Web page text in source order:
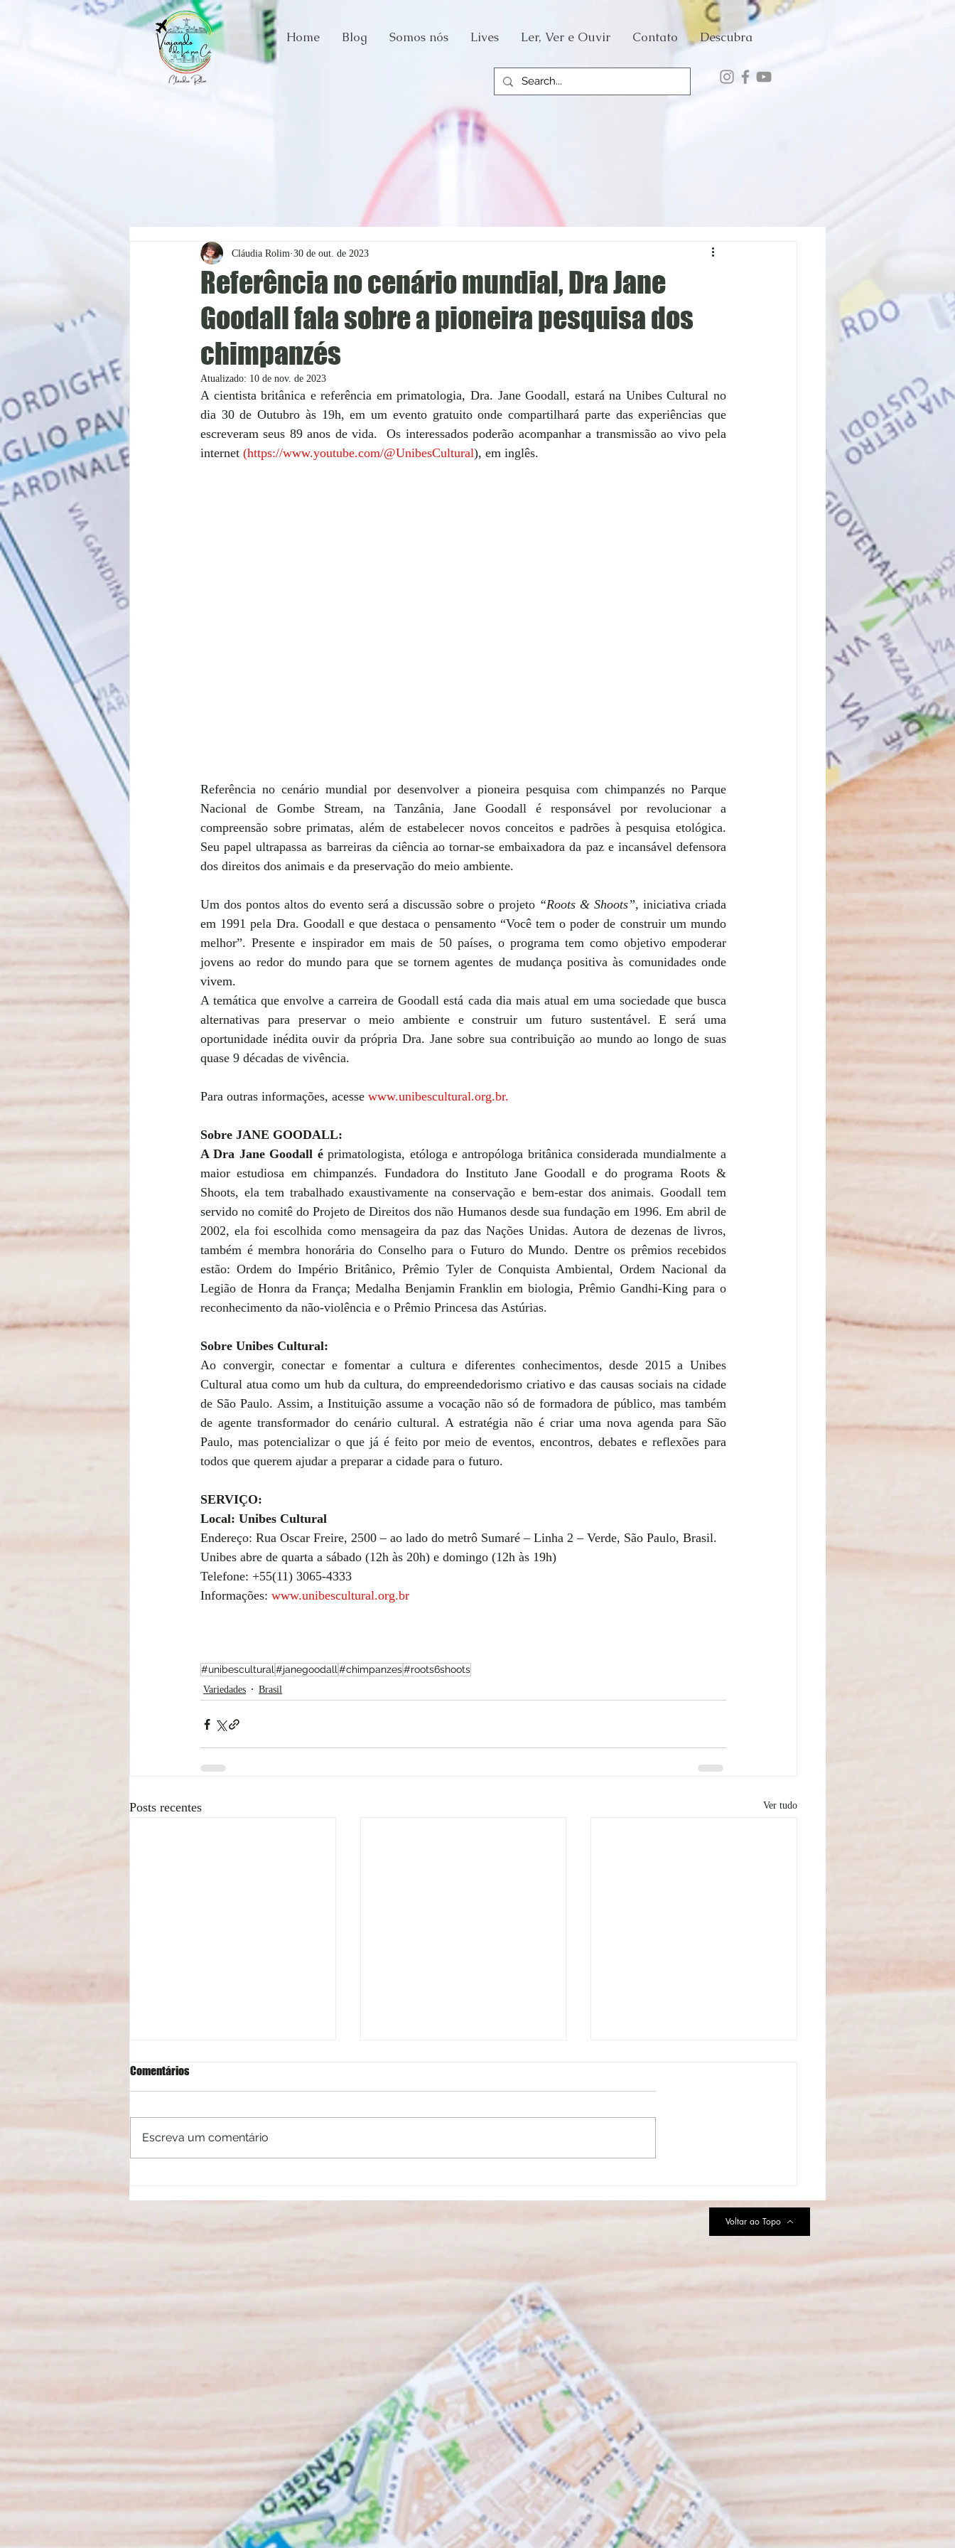
Home Blog Somos nós Lives Ler, Ver e Ouvir Contato Descubra
Referência no cenário mundial, Dra Jane
Goodall fala sobre a pioneira pesquisa dos
chimpanzés
Cláudia Rolim 30 de out. de 2023
Atualizado: 10 de nov. de 2023
A cientista britânica e referência em primatologia, Dra. Jane Goodall, estará na Unibes Cultural no
dia 30 de Outubro às 19h, em um evento gratuito onde compartilhará parte das experiências que
escreveram seus 89 anos de vida.  Os interessados poderão acompanhar a transmissão ao vivo pela
internet (https://www.youtube.com/@UnibesCultural), em inglês.
Referência no cenário mundial por desenvolver a pioneira pesquisa com chimpanzés no Parque
Nacional de Gombe Stream, na Tanzânia, Jane Goodall é responsável por revolucionar a
compreensão sobre primatas, além de estabelecer novos conceitos e padrões à pesquisa etológica.
Seu papel ultrapassa as barreiras da ciência ao tornar-se embaixadora da paz e incansável defensora
dos direitos dos animais e da preservação do meio ambiente.
Um dos pontos altos do evento será a discussão sobre o projeto “Roots & Shoots”, iniciativa criada
em 1991 pela Dra. Goodall e que destaca o pensamento “Você tem o poder de construir um mundo
melhor”. Presente e inspirador em mais de 50 países, o programa tem como objetivo empoderar
jovens ao redor do mundo para que se tornem agentes de mudança positiva às comunidades onde
vivem.
A temática que envolve a carreira de Goodall está cada dia mais atual em uma sociedade que busca
alternativas para preservar o meio ambiente e construir um futuro sustentável. E será uma
oportunidade inédita ouvir da própria Dra. Jane sobre sua contribuição ao mundo ao longo de suas
quase 9 décadas de vivência.
Para outras informações, acesse www.unibescultural.org.br.
Sobre JANE GOODALL:
A Dra Jane Goodall é primatologista, etóloga e antropóloga britânica considerada mundialmente a
maior estudiosa em chimpanzés. Fundadora do Instituto Jane Goodall e do programa Roots &
Shoots, ela tem trabalhado exaustivamente na conservação e bem-estar dos animais. Goodall tem
servido no comitê do Projeto de Direitos dos não Humanos desde sua fundação em 1996. Em abril de
2002, ela foi escolhida como mensageira da paz das Nações Unidas. Autora de dezenas de livros,
também é membra honorária do Conselho para o Futuro do Mundo. Dentre os prêmios recebidos
estão: Ordem do Império Britânico, Prêmio Tyler de Conquista Ambiental, Ordem Nacional da
Legião de Honra da França; Medalha Benjamin Franklin em biologia, Prêmio Gandhi-King para o
reconhecimento da não-violência e o Prêmio Princesa das Astúrias.
Sobre Unibes Cultural:
Ao convergir, conectar e fomentar a cultura e diferentes conhecimentos, desde 2015 a Unibes
Cultural atua como um hub da cultura, do empreendedorismo criativo e das causas sociais na cidade
de São Paulo. Assim, a Instituição assume a vocação não só de formadora de público, mas também
de agente transformador do cenário cultural. A estratégia não é criar uma nova agenda para São
Paulo, mas potencializar o que já é feito por meio de eventos, encontros, debates e reflexões para
todos que querem ajudar a preparar a cidade para o futuro.
SERVIÇO:
Local: Unibes Cultural
Endereço: Rua Oscar Freire, 2500 – ao lado do metrô Sumaré – Linha 2 – Verde, São Paulo, Brasil.
Unibes abre de quarta a sábado (12h às 20h) e domingo (12h às 19h)
Telefone: +55(11) 3065-4333
Informações: www.unibescultural.org.br
#unibescultural#janegoodall#chimpanzes#roots6shoots
Variedades Brasil
Posts recentes Ver tudo
Comentários
Escreva um comentário
Voltar ao Topo